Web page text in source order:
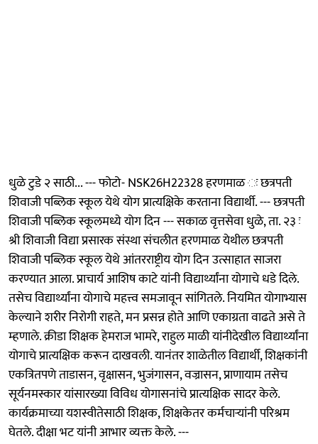
धुळे टुडे २ साठी... --- फोटो- NSK26H22328 हरणमाळ ः छत्रपती
शिवाजी पब्लिक स्कूल येथे योग प्रात्यक्षिके करताना विद्यार्थी. --- छत्रपती
शिवाजी पब्लिक स्कूलमध्ये योग दिन --- सकाळ वृत्तसेवा धुळे, ता. २३ ः
श्री शिवाजी विद्या प्रसारक संस्था संचलीत हरणमाळ येथील छत्रपती
शिवाजी पब्लिक स्कूल येथे आंतरराष्ट्रीय योग दिन उत्साहात साजरा
करण्यात आला. प्राचार्य आशिष काटे यांनी विद्यार्थ्यांना योगाचे धडे दिले.
तसेच विद्यार्थ्यांना योगाचे महत्त्व समजावून सांगितले. नियमित योगाभ्यास
केल्याने शरीर निरोगी राहते, मन प्रसन्न होते आणि एकाग्रता वाढते असे ते
म्हणाले. क्रीडा शिक्षक हेमराज भामरे, राहुल माळी यांनीदेखील विद्यार्थ्यांना
योगाचे प्रात्यक्षिक करून दाखवली. यानंतर शाळेतील विद्यार्थी, शिक्षकांनी
एकत्रितपणे ताडासन, वृक्षासन, भुजंगासन, वज्रासन, प्राणायाम तसेच
सूर्यनमस्कार यांसारख्या विविध योगासनांचे प्रात्यक्षिक सादर केले.
कार्यक्रमाच्या यशस्वीतेसाठी शिक्षक, शिक्षकेतर कर्मचाऱ्यांनी परिश्रम
घेतले. दीक्षा भट यांनी आभार व्यक्त केले. ---